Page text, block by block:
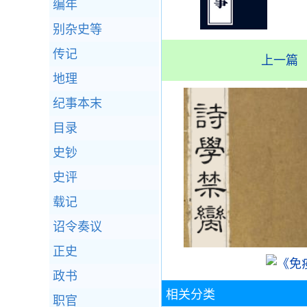
上一篇
相关分类
编年
别杂史等
传记
地理
纪事本末
目录
史钞
史评
载记
诏令奏议
正史
政书
职官